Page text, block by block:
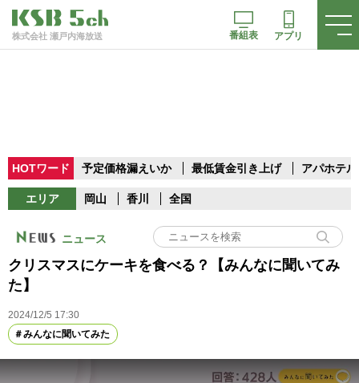
株式会社 瀬戸内海放送 番組表 アプリ
HOTワード 予定価格漏えいか 最低賃金引き上げ アパホテル
エリア 岡山 香川 全国
ニュース
クリスマスにケーキを食べる？【みんなに聞いてみ
た】
2024/12/5 17:30
みんなに聞いてみた